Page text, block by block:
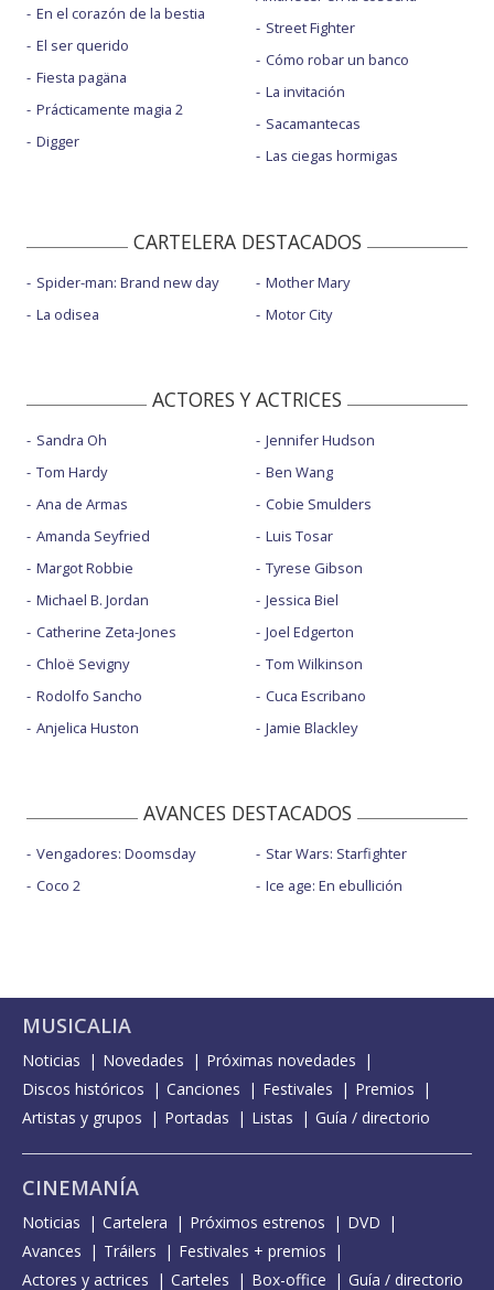
En el corazón de la bestia
El ser querido
Fiesta pagäna
Prácticamente magia 2
Digger
Street Fighter
Cómo robar un banco
La invitación
Sacamantecas
Las ciegas hormigas
CARTELERA DESTACADOS
Spider-man: Brand new day
La odisea
Mother Mary
Motor City
ACTORES Y ACTRICES
Sandra Oh
Tom Hardy
Ana de Armas
Amanda Seyfried
Margot Robbie
Michael B. Jordan
Catherine Zeta-Jones
Chloë Sevigny
Rodolfo Sancho
Anjelica Huston
Jennifer Hudson
Ben Wang
Cobie Smulders
Luis Tosar
Tyrese Gibson
Jessica Biel
Joel Edgerton
Tom Wilkinson
Cuca Escribano
Jamie Blackley
AVANCES DESTACADOS
Vengadores: Doomsday
Coco 2
Star Wars: Starfighter
Ice age: En ebullición
MUSICALIA
Noticias Novedades
Próximas novedades
Discos históricos
Canciones Festivales
Premios
Artistas y grupos
Portadas Listas Guía / directorio
CINEMANÍA
Noticias Cartelera Próximos estrenos
DVD
Avances
Tráilers
Festivales + premios
Actores y actrices
Carteles Box-office Guía / directorio